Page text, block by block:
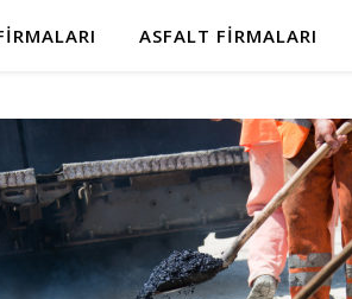
ASFALT FIRMALARI